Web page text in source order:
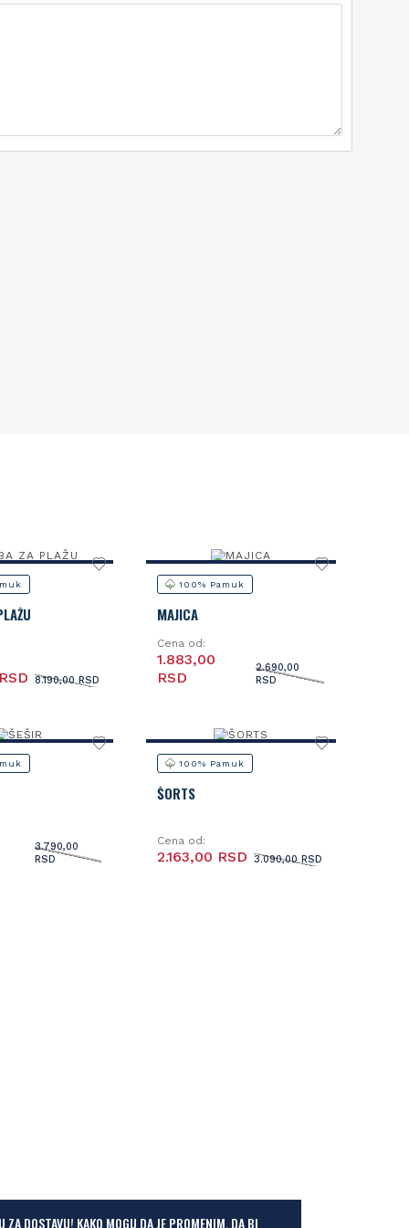
8.190,00 RSD
100% Pamuk
MAJICA
Cena od:
2.690,00
RSD
1.883,00
RSD
3.790,00
RSD
100% Pamuk
ŠORTS
Cena od:
3.090,00 RSD
2.163,00 RSD
ZA DOSTAVU! KAKO MOGU DA JE PROMENIM, DA BI